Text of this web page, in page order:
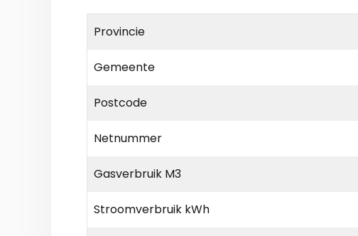
Provincie
Gemeente
Postcode
Netnummer
Gasverbruik M3
Stroomverbruik kWh